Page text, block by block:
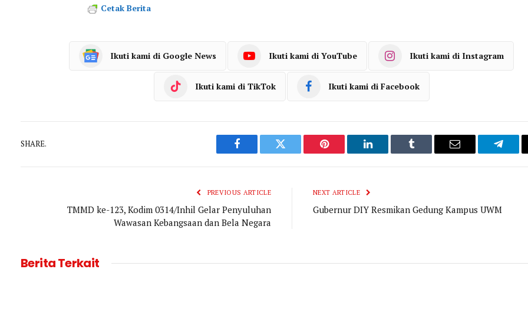
Cetak Berita
Ikuti kami di Google News Ikuti kami di YouTube Ikuti kami di Instagram
Ikuti kami di TikTok Ikuti kami di Facebook
SHARE.
Facebook Twitter Pinterest LinkedIn Tumblr Email
PREVIOUS ARTICLE
TMMD ke-123, Kodim 0314/Inhil Gelar Penyuluhan
Wawasan Kebangsaan dan Bela Negara
NEXT ARTICLE
Gubernur DIY Resmikan Gedung Kampus UWM
Berita Terkait